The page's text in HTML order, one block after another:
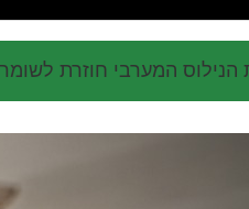
המערבי חוזרת